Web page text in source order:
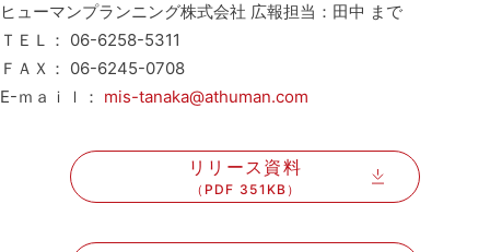
ヒューマンプランニング株式会社 広報担当：田中 まで
ＴＥＬ： 06-6258-5311
ＦＡＸ： 06-6245-0708
E-ｍａｉｌ： mis-tanaka@athuman.com
リリース資料
（PDF 351KB）